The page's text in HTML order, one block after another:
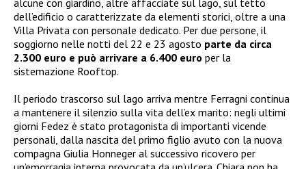
alcune con giardino, altre affacciate sul lago, sul tetto
dell’edificio o caratterizzate da elementi storici, oltre a una
Villa Privata con personale dedicato. Per due persone, il
soggiorno nelle notti del 22 e 23 agosto parte da circa
2.300 euro e può arrivare a 6.400 euro per la
sistemazione Rooftop.
Il periodo trascorso sul lago arriva mentre Ferragni continua
a mantenere il silenzio sulla vita dell’ex marito: negli ultimi
giorni Fedez è stato protagonista di importanti vicende
personali, dalla nascita del primo figlio avuto con la nuova
compagna Giulia Honneger al successivo ricovero per